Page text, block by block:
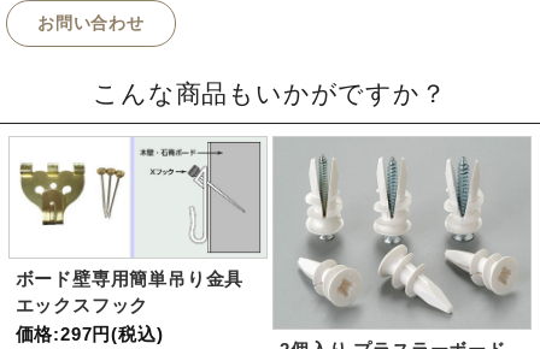
お問い合わせ
こんな商品もいかがですか？
ボード壁専用簡単吊り金具
エックスフック
価格:297円(税込)